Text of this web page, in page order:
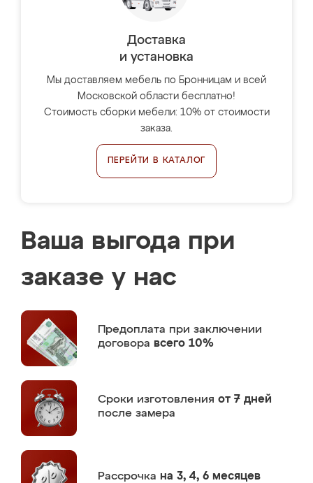
Доставка
и установка
Мы доставляем мебель по Бронницам и всей
Московской области бесплатно!
Стоимость сборки мебели: 10% от стоимости
заказа.
ПЕРЕЙТИ В КАТАЛОГ
Ваша выгода при
заказе у нас
Предоплата при заключении
договора всего 10%
Сроки изготовления от 7 дней
после замера
Рассрочка на 3, 4, 6 месяцев